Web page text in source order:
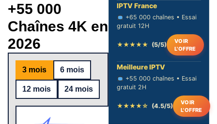
+55 000
Chaînes 4K en
2026
3 mois 6 mois
12 mois 24 mois
IPTV France
+65 000 chaînes • Essai
gratuit 12H
★★★★★ (5/5)
VOIR
L'OFFRE
Meilleure IPTV
+55 000 chaînes • Essai
gratuit 2H
★★★★☆ (4.5/5)
VOIR
L'OFFRE